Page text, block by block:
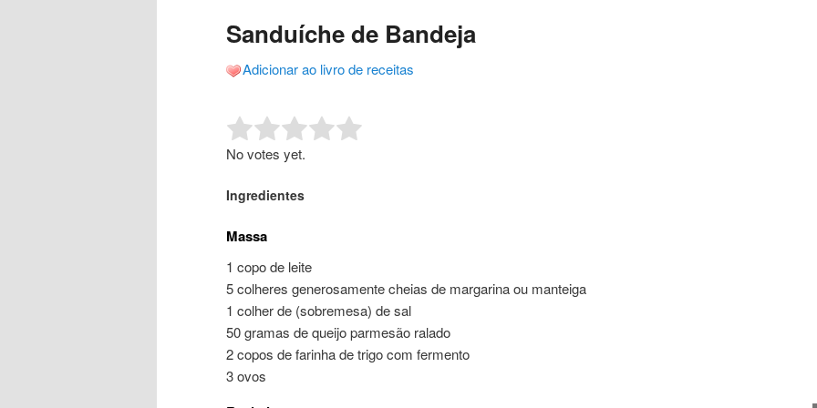
conteúdo
conteúdo
Sanduíche de Bandeja
Adicionar ao livro de receitas
Rate this item:
No votes yet.
Ingredientes
Massa
1 copo de leite
5 colheres generosamente cheias de margarina ou manteiga
1 colher de (sobremesa) de sal
50 gramas de queijo parmesão ralado
2 copos de farinha de trigo com fermento
3 ovos